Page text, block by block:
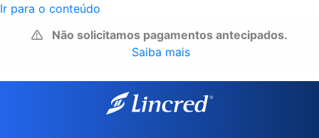
Ir para o conteúdo
Não solicitamos pagamentos antecipados.
Saiba mais